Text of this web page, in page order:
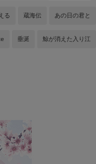
る 蔵海伝 あの日の君と
垂涎 鯨が消えた入り江